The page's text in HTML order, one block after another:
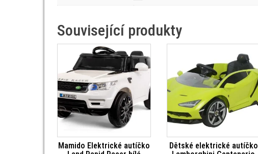
Související produkty
Mamido Elektrické autíčko
Dětské elektrické autíčko